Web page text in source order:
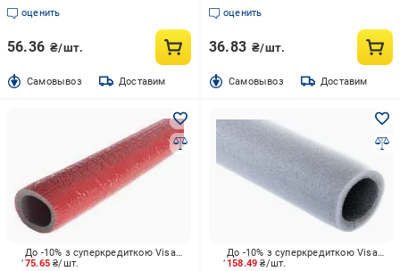
оценить
56.36 ₴/шт.
Cамовывоз Доставим
оценить
36.83 ₴/шт.
Cамовывоз Доставим
75.65₴/шт.
До -10% з суперкредиткою Visa Вигода
158.49₴/шт.
До -10% з суперкредиткою Visa Вигода